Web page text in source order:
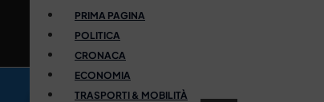
PRIMA PAGINA
POLITICA
CRONACA
ECONOMIA
TRASPORTI & MOBILITÀ